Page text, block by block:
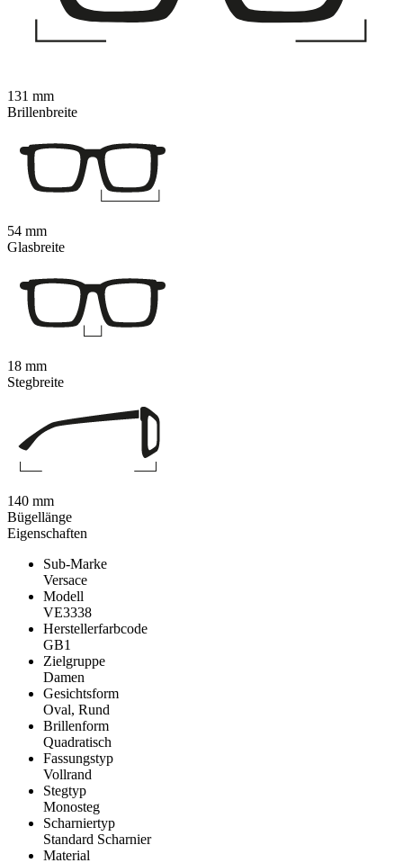
Eigenschaften
Sub-Marke
Versace
Modell
VE3338
Herstellerfarbcode
GB1
Zielgruppe
Damen
Gesichtsform
Oval, Rund
Brillenform
Quadratisch
Fassungstyp
Vollrand
Stegtyp
Monosteg
Scharniertyp
Standard Scharnier
Material
131 mm
Brillenbreite
54 mm
Glasbreite
18 mm
Stegbreite
140 mm
Bügellänge